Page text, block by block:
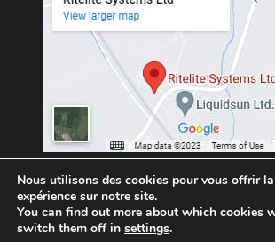
Nous utilisons des cookies pour vous offrir
expérience sur notre site.
You can find out more about which cookies
switch them off in settings.